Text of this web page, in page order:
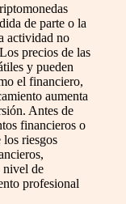
de parte o la
actividad no
precios de las
y pueden
el financiero,
aumenta
Antes de
financieros o
los riesgos
nivel de
profesional